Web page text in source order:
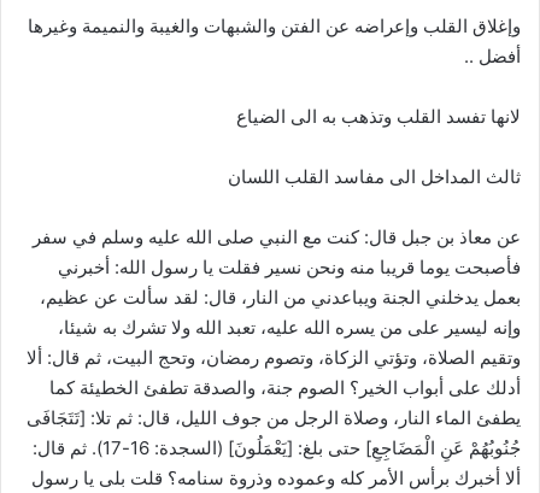
وإغلاق القلب وإعراضه عن الفتن والشبهات والغيبة والنميمة وغيرها
أفضل ..
لانها تفسد القلب وتذهب به الى الضياع
ثالث المداخل الى مفاسد القلب اللسان
عن معاذ بن جبل قال: كنت مع النبي صلى الله عليه وسلم في سفر
فأصبحت يوما قريبا منه ونحن نسير فقلت يا رسول الله: أخبرني
بعمل يدخلني الجنة ويباعدني من النار، قال: لقد سألت عن عظيم،
وإنه ليسير على من يسره الله عليه، تعبد الله ولا تشرك به شيئا،
وتقيم الصلاة، وتؤتي الزكاة، وتصوم رمضان، وتحج البيت، ثم قال: ألا
أدلك على أبواب الخير؟ الصوم جنة، والصدقة تطفئ الخطيئة كما
يطفئ الماء النار، وصلاة الرجل من جوف الليل، قال: ثم تلا: [تَتَجَافَى
جُنُوبُهُمْ عَنِ الْمَضَاجِعِ] حتى بلغ: [يَعْمَلُونَ] (السجدة: 16-17). ثم قال:
ألا أخبرك برأس الأمر كله وعموده وذروة سنامه؟ قلت بلى يا رسول